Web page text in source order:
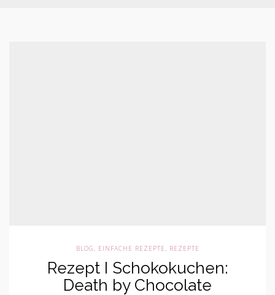
BLOG, EINFACHE REZEPTE, REZEPTE
Rezept I Schokokuchen:
Death by Chocolate